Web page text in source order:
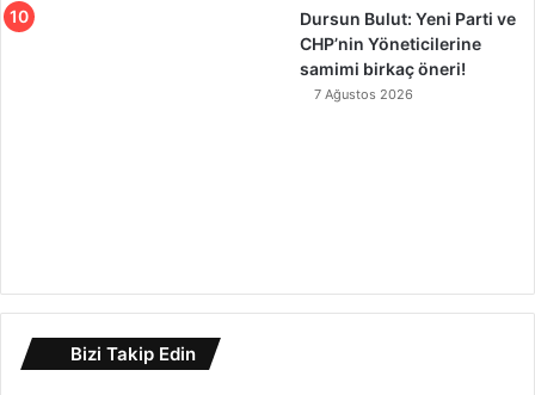
Dursun Bulut: Yeni Parti ve
CHP’nin Yöneticilerine
samimi birkaç öneri!
7 Ağustos 2026
Bizi Takip Edin